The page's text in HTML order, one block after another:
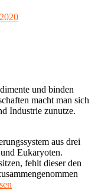
und binden
macht man sich
Industrie zunutze.
aus drei
Eukaryoten.
fehlt dieser den